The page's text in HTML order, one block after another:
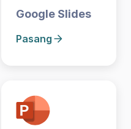
Google Slides
Pasang